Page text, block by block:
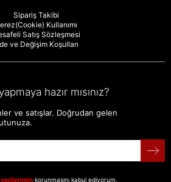
Sipariş Takibi
Kullanımı
Satış Sözleşmesi
ve Değişim Koşulları
hazır mısınız?
ve satışlar. Doğrudan gelen
korunmasını kabul ediyorum.